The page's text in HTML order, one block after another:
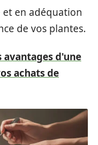
en adéquation
de vos plantes.
avantages d'une
achats de